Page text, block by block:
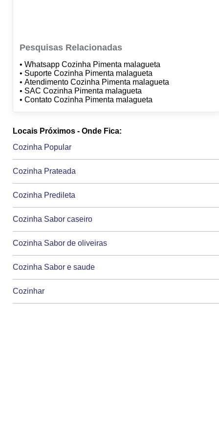
Pesquisas Relacionadas
• Whatsapp Cozinha Pimenta malagueta
• Suporte Cozinha Pimenta malagueta
• Atendimento Cozinha Pimenta malagueta
• SAC Cozinha Pimenta malagueta
• Contato Cozinha Pimenta malagueta
Locais Próximos - Onde Fica:
Cozinha Popular
Cozinha Prateada
Cozinha Predileta
Cozinha Sabor caseiro
Cozinha Sabor de oliveiras
Cozinha Sabor e saude
Cozinhar